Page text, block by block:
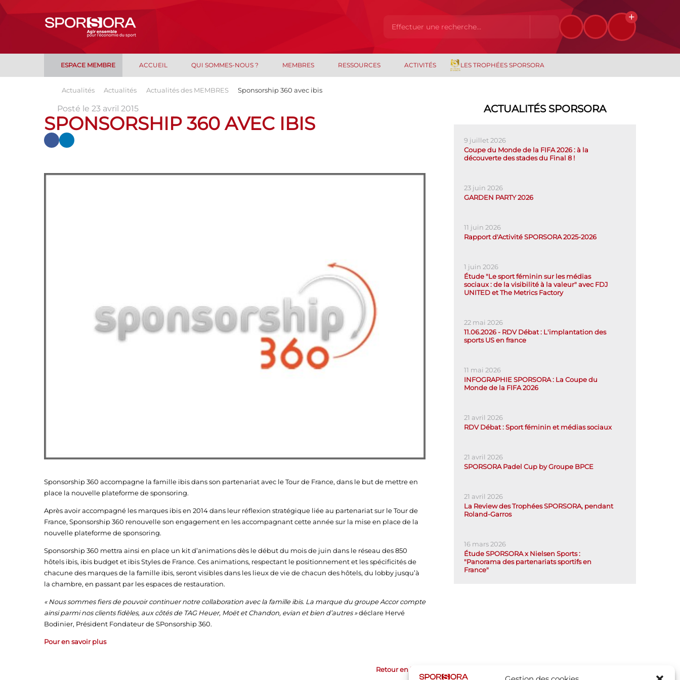
ESPACE MEMBRE ACCUEIL QUI SOMMES-NOUS ? MEMBRES RESSOURCES ACTIVITÉS LES TROPHÉES SPORSORA
Actualités Actualités Actualités des MEMBRES Sponsorship 360 avec ibis
Posté le 23 avril 2015
SPONSORSHIP 360 AVEC IBIS
Sponsorship 360 accompagne la famille ibis dans son partenariat avec le Tour de France, dans le but de mettre en
place la nouvelle plateforme de sponsoring.
Après avoir accompagné les marques ibis en 2014 dans leur réflexion stratégique liée au partenariat sur le Tour de
France, Sponsorship 360 renouvelle son engagement en les accompagnant cette année sur la mise en place de la
nouvelle plateforme de sponsoring.
Sponsorship 360 mettra ainsi en place un kit d’animations dès le début du mois de juin dans le réseau des 850
hôtels ibis, ibis budget et ibis Styles de France. Ces animations, respectant le positionnement et les spécificités de
chacune des marques de la famille ibis, seront visibles dans les lieux de vie de chacun des hôtels, du lobby jusqu’à
la chambre, en passant par les espaces de restauration.
« Nous sommes fiers de pouvoir continuer notre collaboration avec la famille ibis. La marque du groupe Accor compte
ainsi parmi nos clients fidèles, aux côtés de TAG Heuer, Moët et Chandon, evian et bien d’autres »déclare Hervé
Bodinier, Président Fondateur de SPonsorship 360.
Pour en savoir plus
Retour en haut
ACTUALITÉS SPORSORA
9 juillet 2026
Coupe du Monde de la FIFA 2026 : à la
découverte des stades du Final 8 !
23 juin 2026
GARDEN PARTY 2026
11 juin 2026
Rapport d'Activité SPORSORA 2025-2026
1 juin 2026
Étude "Le sport féminin sur les médias
sociaux : de la visibilité à la valeur" avec FDJ
UNITED et The Metrics Factory
22 mai 2026
11.06.2026 - RDV Débat : L'implantation des
sports US en france
11 mai 2026
INFOGRAPHIE SPORSORA : La Coupe du
Monde de la FIFA 2026
21 avril 2026
RDV Débat : Sport féminin et médias sociaux
21 avril 2026
SPORSORA Padel Cup by Groupe BPCE
21 avril 2026
La Review des Trophées SPORSORA, pendant
Roland-Garros
16 mars 2026
Étude SPORSORA x Nielsen Sports :
"Panorama des partenariats sportifs en
France"